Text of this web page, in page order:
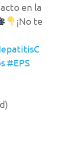
en la
¡No te
#EPS